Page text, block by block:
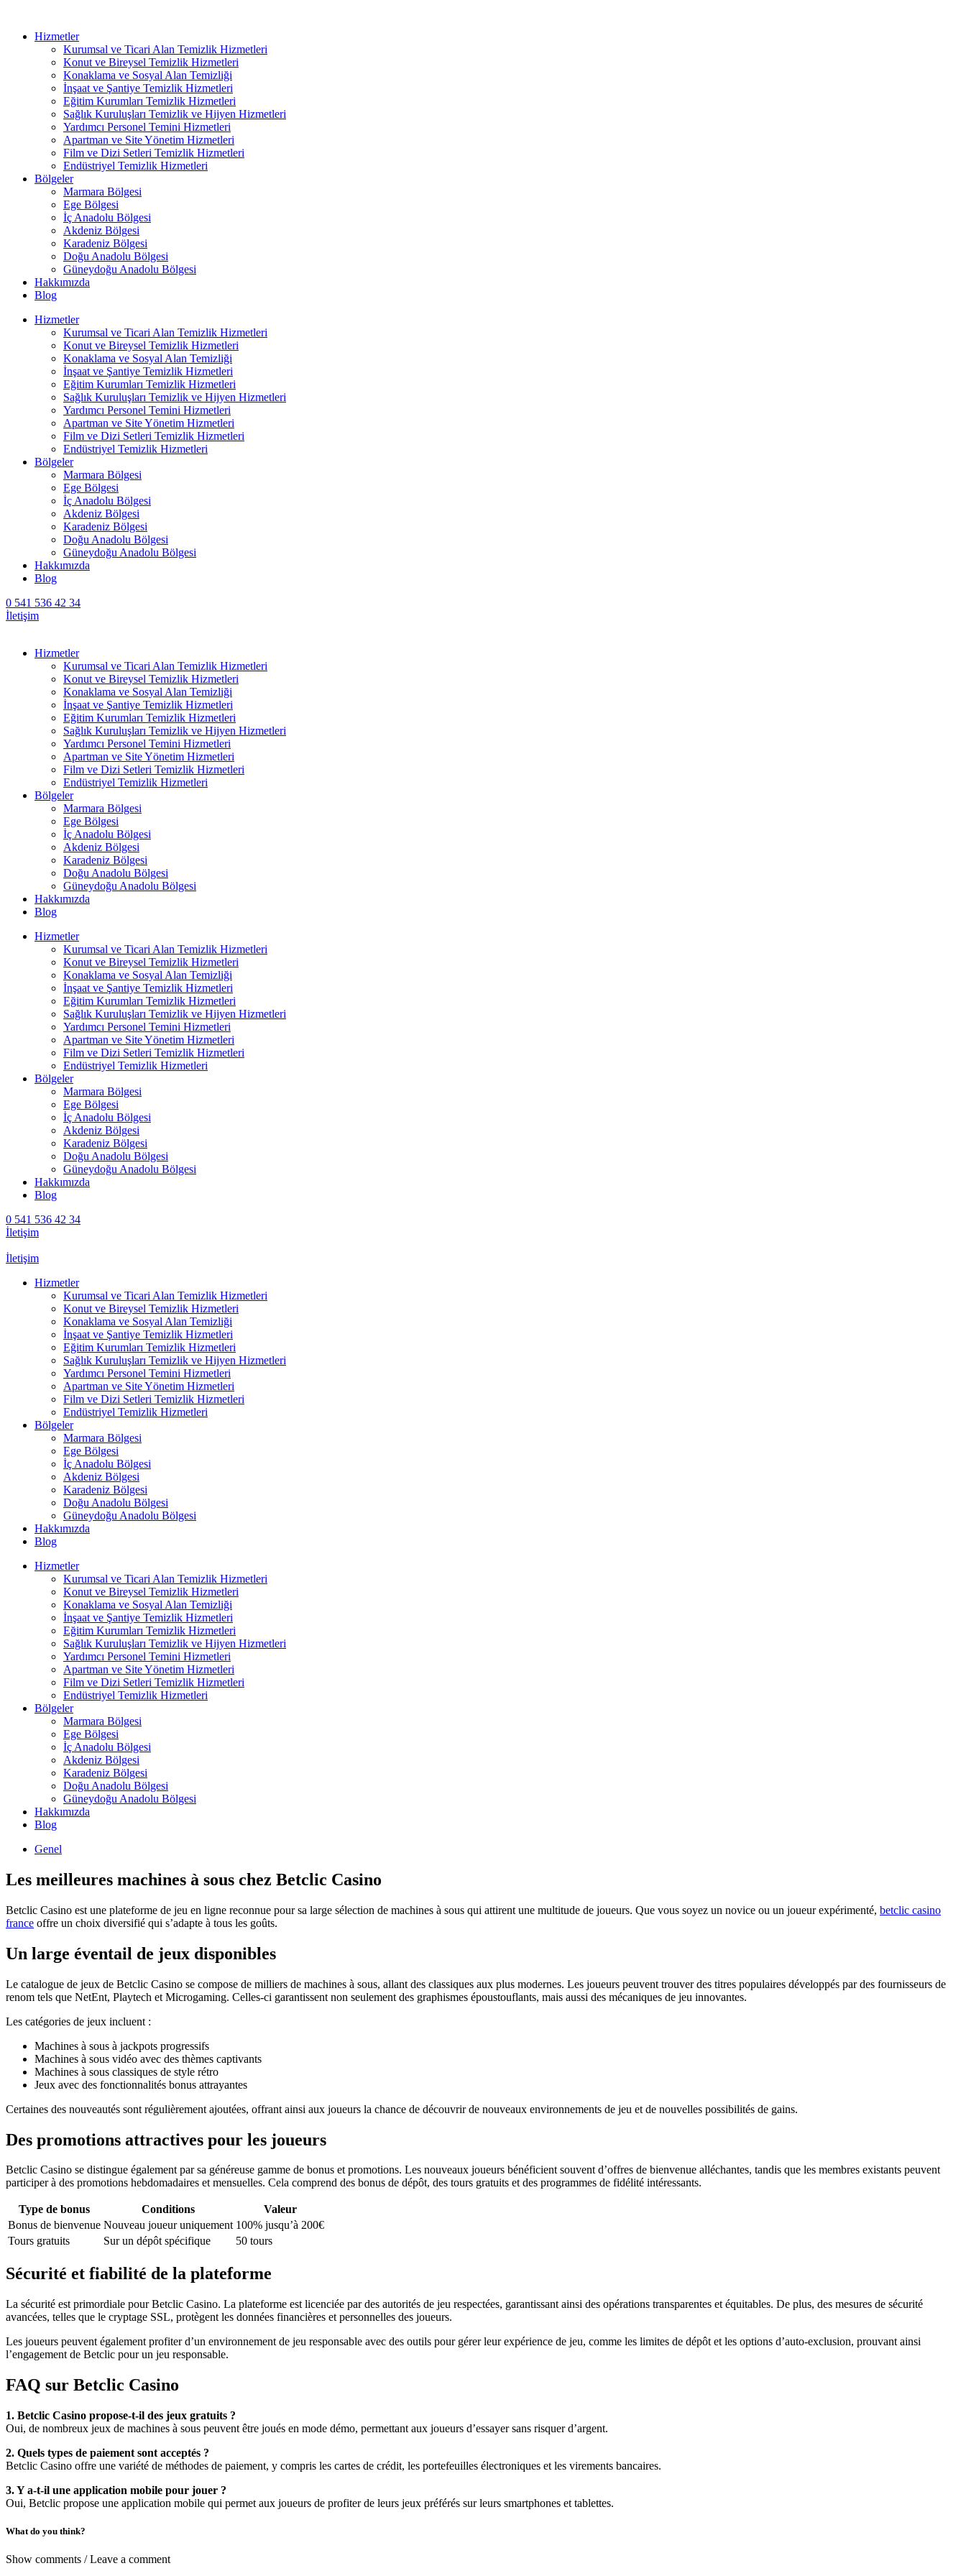
Hizmetler
Kurumsal ve Ticari Alan Temizlik Hizmetleri
Konut ve Bireysel Temizlik Hizmetleri
Konaklama ve Sosyal Alan Temizliği
İnşaat ve Şantiye Temizlik Hizmetleri
Eğitim Kurumları Temizlik Hizmetleri
Sağlık Kuruluşları Temizlik ve Hijyen Hizmetleri
Yardımcı Personel Temini Hizmetleri
Apartman ve Site Yönetim Hizmetleri
Film ve Dizi Setleri Temizlik Hizmetleri
Endüstriyel Temizlik Hizmetleri
Bölgeler
Marmara Bölgesi
Ege Bölgesi
İç Anadolu Bölgesi
Akdeniz Bölgesi
Karadeniz Bölgesi
Doğu Anadolu Bölgesi
Güneydoğu Anadolu Bölgesi
Hakkımızda
Blog
Hizmetler
Kurumsal ve Ticari Alan Temizlik Hizmetleri
Konut ve Bireysel Temizlik Hizmetleri
Konaklama ve Sosyal Alan Temizliği
İnşaat ve Şantiye Temizlik Hizmetleri
Eğitim Kurumları Temizlik Hizmetleri
Sağlık Kuruluşları Temizlik ve Hijyen Hizmetleri
Yardımcı Personel Temini Hizmetleri
Apartman ve Site Yönetim Hizmetleri
Film ve Dizi Setleri Temizlik Hizmetleri
Endüstriyel Temizlik Hizmetleri
Bölgeler
Marmara Bölgesi
Ege Bölgesi
İç Anadolu Bölgesi
Akdeniz Bölgesi
Karadeniz Bölgesi
Doğu Anadolu Bölgesi
Güneydoğu Anadolu Bölgesi
Hakkımızda
Blog
0 541 536 42 34
İletişim
Hizmetler
Kurumsal ve Ticari Alan Temizlik Hizmetleri
Konut ve Bireysel Temizlik Hizmetleri
Konaklama ve Sosyal Alan Temizliği
İnşaat ve Şantiye Temizlik Hizmetleri
Eğitim Kurumları Temizlik Hizmetleri
Sağlık Kuruluşları Temizlik ve Hijyen Hizmetleri
Yardımcı Personel Temini Hizmetleri
Apartman ve Site Yönetim Hizmetleri
Film ve Dizi Setleri Temizlik Hizmetleri
Endüstriyel Temizlik Hizmetleri
Bölgeler
Marmara Bölgesi
Ege Bölgesi
İç Anadolu Bölgesi
Akdeniz Bölgesi
Karadeniz Bölgesi
Doğu Anadolu Bölgesi
Güneydoğu Anadolu Bölgesi
Hakkımızda
Blog
Hizmetler
Kurumsal ve Ticari Alan Temizlik Hizmetleri
Konut ve Bireysel Temizlik Hizmetleri
Konaklama ve Sosyal Alan Temizliği
İnşaat ve Şantiye Temizlik Hizmetleri
Eğitim Kurumları Temizlik Hizmetleri
Sağlık Kuruluşları Temizlik ve Hijyen Hizmetleri
Yardımcı Personel Temini Hizmetleri
Apartman ve Site Yönetim Hizmetleri
Film ve Dizi Setleri Temizlik Hizmetleri
Endüstriyel Temizlik Hizmetleri
Bölgeler
Marmara Bölgesi
Ege Bölgesi
İç Anadolu Bölgesi
Akdeniz Bölgesi
Karadeniz Bölgesi
Doğu Anadolu Bölgesi
Güneydoğu Anadolu Bölgesi
Hakkımızda
Blog
0 541 536 42 34
İletişim
İletişim
Hizmetler
Kurumsal ve Ticari Alan Temizlik Hizmetleri
Konut ve Bireysel Temizlik Hizmetleri
Konaklama ve Sosyal Alan Temizliği
İnşaat ve Şantiye Temizlik Hizmetleri
Eğitim Kurumları Temizlik Hizmetleri
Sağlık Kuruluşları Temizlik ve Hijyen Hizmetleri
Yardımcı Personel Temini Hizmetleri
Apartman ve Site Yönetim Hizmetleri
Film ve Dizi Setleri Temizlik Hizmetleri
Endüstriyel Temizlik Hizmetleri
Bölgeler
Marmara Bölgesi
Ege Bölgesi
İç Anadolu Bölgesi
Akdeniz Bölgesi
Karadeniz Bölgesi
Doğu Anadolu Bölgesi
Güneydoğu Anadolu Bölgesi
Hakkımızda
Blog
Hizmetler
Kurumsal ve Ticari Alan Temizlik Hizmetleri
Konut ve Bireysel Temizlik Hizmetleri
Konaklama ve Sosyal Alan Temizliği
İnşaat ve Şantiye Temizlik Hizmetleri
Eğitim Kurumları Temizlik Hizmetleri
Sağlık Kuruluşları Temizlik ve Hijyen Hizmetleri
Yardımcı Personel Temini Hizmetleri
Apartman ve Site Yönetim Hizmetleri
Film ve Dizi Setleri Temizlik Hizmetleri
Endüstriyel Temizlik Hizmetleri
Bölgeler
Marmara Bölgesi
Ege Bölgesi
İç Anadolu Bölgesi
Akdeniz Bölgesi
Karadeniz Bölgesi
Doğu Anadolu Bölgesi
Güneydoğu Anadolu Bölgesi
Hakkımızda
Blog
Genel
Les meilleures machines à sous chez Betclic Casino
Betclic Casino est une plateforme de jeu en ligne reconnue pour sa large sélection de machines à sous qui attirent une multitude de joueurs. Que vous soyez un novice ou un joueur expérimenté, betclic casino
france offre un choix diversifié qui s’adapte à tous les goûts.
Un large éventail de jeux disponibles
Le catalogue de jeux de Betclic Casino se compose de milliers de machines à sous, allant des classiques aux plus modernes. Les joueurs peuvent trouver des titres populaires développés par des fournisseurs de
renom tels que NetEnt, Playtech et Microgaming. Celles-ci garantissent non seulement des graphismes époustouflants, mais aussi des mécaniques de jeu innovantes.
Les catégories de jeux incluent :
Machines à sous à jackpots progressifs
Machines à sous vidéo avec des thèmes captivants
Machines à sous classiques de style rétro
Jeux avec des fonctionnalités bonus attrayantes
Certaines des nouveautés sont régulièrement ajoutées, offrant ainsi aux joueurs la chance de découvrir de nouveaux environnements de jeu et de nouvelles possibilités de gains.
Des promotions attractives pour les joueurs
Betclic Casino se distingue également par sa généreuse gamme de bonus et promotions. Les nouveaux joueurs bénéficient souvent d’offres de bienvenue alléchantes, tandis que les membres existants peuvent
participer à des promotions hebdomadaires et mensuelles. Cela comprend des bonus de dépôt, des tours gratuits et des programmes de fidélité intéressants.
Type de bonus Conditions
Valeur
Bonus de bienvenue Nouveau joueur uniquement 100% jusqu’à 200€
Tours gratuits
Sur un dépôt spécifique 50 tours
Sécurité et fiabilité de la plateforme
La sécurité est primordiale pour Betclic Casino. La plateforme est licenciée par des autorités de jeu respectées, garantissant ainsi des opérations transparentes et équitables. De plus, des mesures de sécurité
avancées, telles que le cryptage SSL, protègent les données financières et personnelles des joueurs.
Les joueurs peuvent également profiter d’un environnement de jeu responsable avec des outils pour gérer leur expérience de jeu, comme les limites de dépôt et les options d’auto-exclusion, prouvant ainsi
l’engagement de Betclic pour un jeu responsable.
FAQ sur Betclic Casino
1. Betclic Casino propose-t-il des jeux gratuits ?
Oui, de nombreux jeux de machines à sous peuvent être joués en mode démo, permettant aux joueurs d’essayer sans risquer d’argent.
2. Quels types de paiement sont acceptés ?
Betclic Casino offre une variété de méthodes de paiement, y compris les cartes de crédit, les portefeuilles électroniques et les virements bancaires.
3. Y a-t-il une application mobile pour jouer ?
Oui, Betclic propose une application mobile qui permet aux joueurs de profiter de leurs jeux préférés sur leurs smartphones et tablettes.
What do you think?
Show comments / Leave a comment